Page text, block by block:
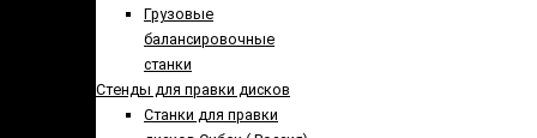
Грузовые
балансировочные
станки
Стенды для правки дисков
Cтанки для правки